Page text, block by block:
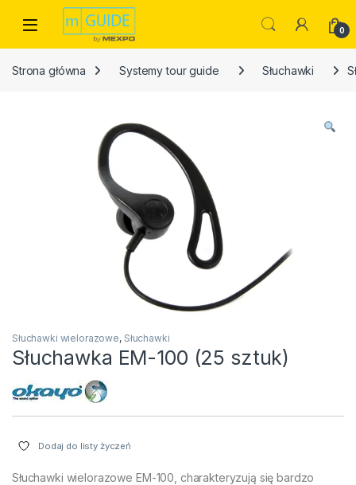
Skip to navigation
Skip to content
Open 0
Strona główna Systemy tour guide Słuchawki
Słuchawki wielorazowe, Słuchawki
Słuchawka EM-100 (25 sztuk)
Dodaj do listy życzeń
Słuchawki wielorazowe EM-100, charakteryzują się bardzo